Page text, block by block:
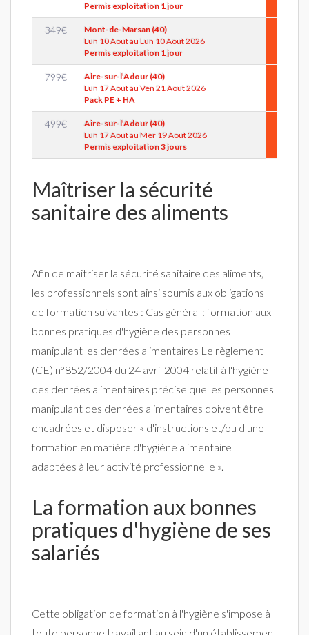
Permis exploitation 1 jour
349€
Mont-de-Marsan (40)
Lun 10 Aout au Lun 10 Aout 2026
Permis exploitation 1 jour
799€
Aire-sur-l’Adour (40)
Lun 17 Aout au Ven 21 Aout 2026
Pack PE + HA
499€
Aire-sur-l’Adour (40)
Lun 17 Aout au Mer 19 Aout 2026
Permis exploitation 3 jours
Maîtriser la sécurité
sanitaire des aliments
Afin de maîtriser la sécurité sanitaire des aliments,
les professionnels sont ainsi soumis aux obligations
de formation suivantes : Cas général : formation aux
bonnes pratiques d'hygiène des personnes
manipulant les denrées alimentaires Le règlement
(CE) n°852/2004 du 24 avril 2004 relatif à l'hygiène
des denrées alimentaires précise que les personnes
manipulant des denrées alimentaires doivent être
encadrées et disposer « d'instructions et/ou d'une
formation en matière d'hygiène alimentaire
adaptées à leur activité professionnelle ».
La formation aux bonnes
pratiques d'hygiène de ses
salariés
Cette obligation de formation à l'hygiène s'impose à